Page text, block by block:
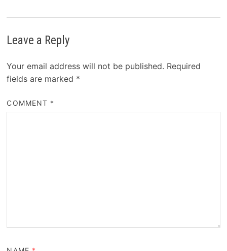
Leave a Reply
Your email address will not be published. Required
fields are marked *
COMMENT *